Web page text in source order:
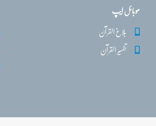
موبائل ایپ
بلاغ القرآن
تفسیر القرآن